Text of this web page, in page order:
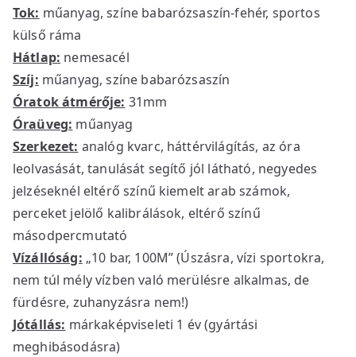
Tok: műanyag, színe babarózsaszín-fehér, sportos
külső ráma
Hátlap: nemesacél
Szíj: műanyag, színe babarózsaszín
Óratok átmérője: 31mm
Óraüveg: műanyag
Szerkezet: analóg kvarc, háttérvilágítás, az óra
leolvasását, tanulását segítő jól látható, negyedes
jelzéseknél eltérő színű kiemelt arab számok,
perceket jelölő kalibrálások, eltérő színű
másodpercmutató
Vízállóság: „10 bar, 100M” (Úszásra, vízi sportokra,
nem túl mély vízben való merülésre alkalmas, de
fürdésre, zuhanyzásra nem!)
Jótállás: márkaképviseleti 1 év (gyártási
meghibásodásra)